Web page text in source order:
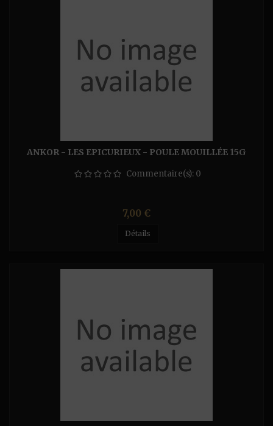
ANKOR - LES EPICURIEUX - POULE MOUILLÉE 15G
Commentaire(s): 0
Prix
7,00 €
Détails